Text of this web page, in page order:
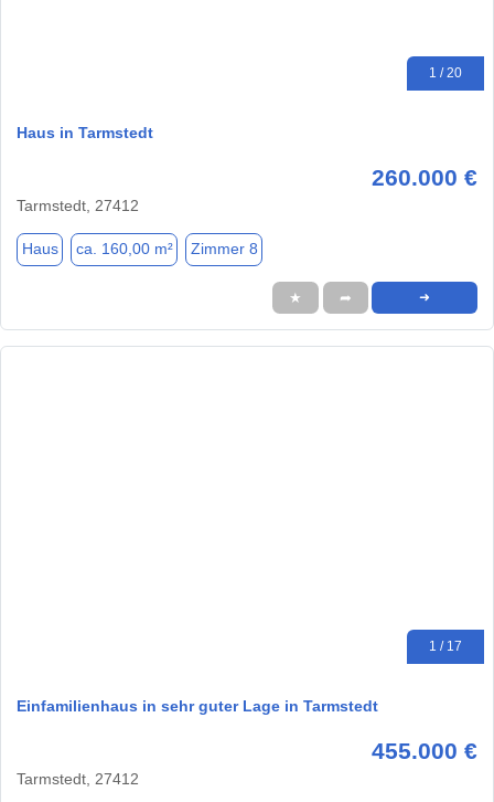
1 / 20
Haus in Tarmstedt
260.000 €
Tarmstedt, 27412
Haus ca. 160,00 m² Zimmer 8
★ ➦ ➜
1 / 17
Einfamilienhaus in sehr guter Lage in Tarmstedt
455.000 €
Tarmstedt, 27412